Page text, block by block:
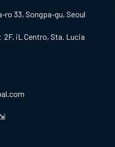
ro 33, Songpa-gu, Seoul
iL Centro, Sta. Lucia